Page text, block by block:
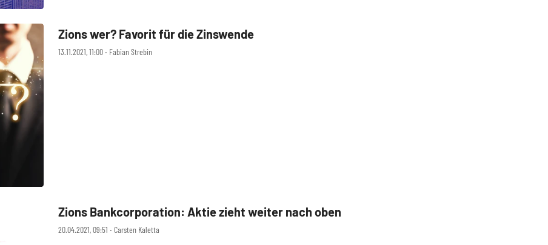
13.11.2021, 11:00 ‧ Fabian Strebin
Zions wer? Favorit für die Zinswende
20.04.2021, 09:51 ‧ Carsten Kaletta
Zions Bankcorporation: Aktie zieht weiter nach oben